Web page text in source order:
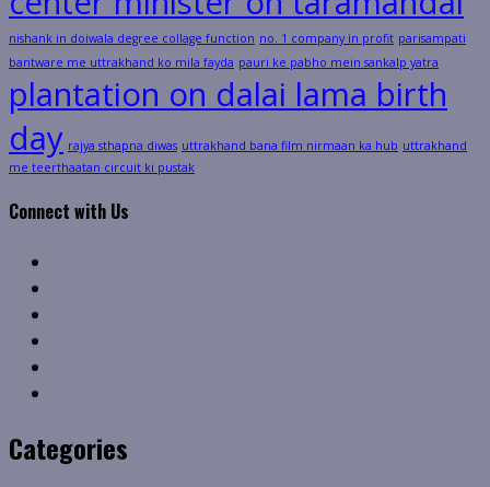
nishank in doiwala degree collage function no. 1 company in profit parisampati
bantware me uttrakhand ko mila fayda pauri ke pabho mein sankalp yatra
plantation on dalai lama birth
day rajya sthapna diwas uttrakhand bana film nirmaan ka hub uttrakhand
me teerthaatan circuit ki pustak
Connect with Us
Categories